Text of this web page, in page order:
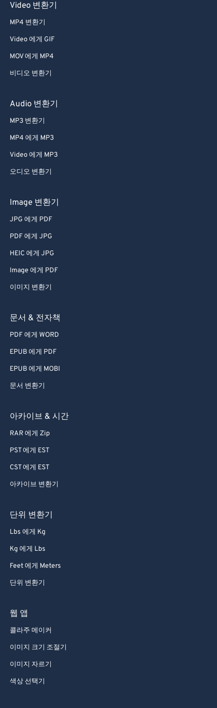
Video 변환기
MP4 변환기
Video 에게 GIF
MOV 에게 MP4
비디오 변환기
Audio 변환기
MP3 변환기
MP4 에게 MP3
Video 에게 MP3
오디오 변환기
Image 변환기
JPG 에게 PDF
PDF 에게 JPG
HEIC 에게 JPG
Image 에게 PDF
이미지 변환기
문서 & 전자책
PDF 에게 WORD
EPUB 에게 PDF
EPUB 에게 MOBI
문서 변환기
아카이브 & 시간
RAR 에게 Zip
PST 에게 EST
CST 에게 EST
아카이브 변환기
단위 변환기
Lbs 에게 Kg
Kg 에게 Lbs
Feet 에게 Meters
단위 변환기
웹 앱
콜라주 메이커
이미지 크기 조절기
이미지 자르기
색상 선택기